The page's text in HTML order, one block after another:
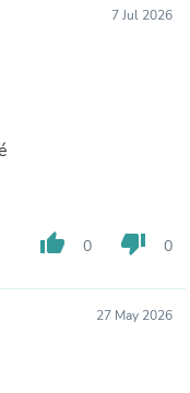
7 Jul 2026
thumb_up 0 thumb_down 0
27 May 2026